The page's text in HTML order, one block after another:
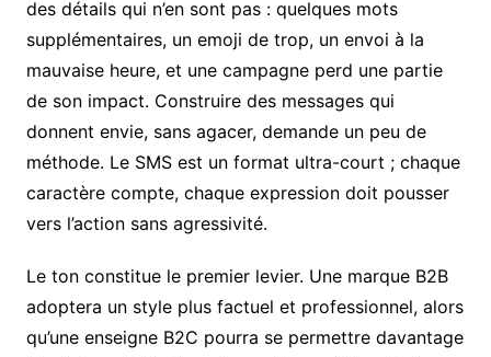
des détails qui n’en sont pas : quelques mots
supplémentaires, un emoji de trop, un envoi à la
mauvaise heure, et une campagne perd une partie
de son impact. Construire des messages qui
donnent envie, sans agacer, demande un peu de
méthode. Le SMS est un format ultra-court ; chaque
caractère compte, chaque expression doit pousser
vers l’action sans agressivité.
Le ton constitue le premier levier. Une marque B2B
adoptera un style plus factuel et professionnel, alors
qu’une enseigne B2C pourra se permettre davantage